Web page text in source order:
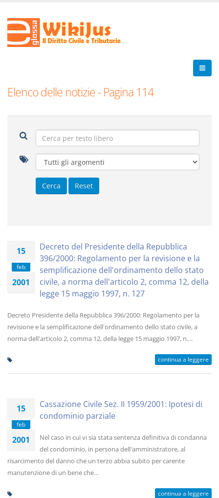
Elenco delle notizie - Pagina 114
15
feb
2001
Decreto del Presidente della Repubblica
396/2000: Regolamento per la revisione e la
semplificazione dell'ordinamento dello stato
civile, a norma dell'articolo 2, comma 12, della
legge 15 maggio 1997, n. 127
Decreto Presidente della Repubblica 396/2000: Regolamento per la
revisione e la semplificazione dell'ordinamento dello stato civile, a
norma dell'articolo 2, comma 12, della legge 15 maggio 1997, n....
continua a leggere
15
feb
2001
Cassazione Civile Sez. II 1959/2001: Ipotesi di
condominio parziale
Nel caso in cui vi sia stata sentenza definitiva di condanna
del condominio, in persona dell'amministratore, al
risarcimento del danno che un terzo abbia subito per carente
manutenzione di un bene che...
continua a leggere